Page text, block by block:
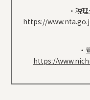
・税
https://
・
https://